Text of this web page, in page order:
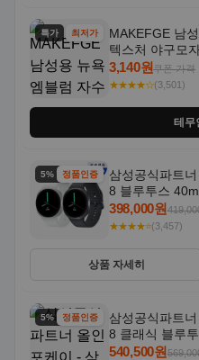
특가 최저가
MAKEFGE 남
텍스처 야구모
자, NYC 스타일
3,140원쿠폰 가격
★★★★☆(3,501)
테무
5% 할인정품인증
삼성공식파트
8 블루투스
398,000원
★★★★⭐(3,457)
상품 자세히
5% 할인정품인증
삼성공식파트
8 클래식 블루
540,500원